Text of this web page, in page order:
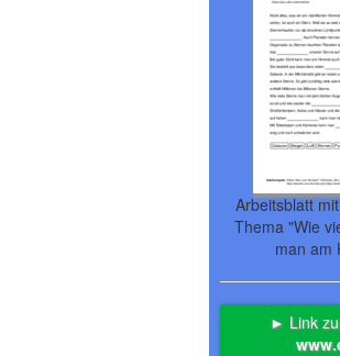
Arbeitsblatt
Thema "Wie
man am
► Link